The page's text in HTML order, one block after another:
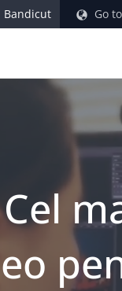
Bandicut Go